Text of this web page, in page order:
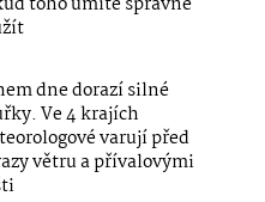
dne dorazí silné
Ve 4 krajích
varují před
větru a přívalovými